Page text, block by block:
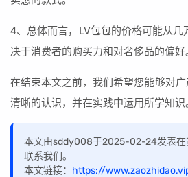
4、总体而言，LV包包的价格可能从几
决于消费者的购买力和对奢侈品的偏好
在结束本文之前，我们希望您能够对
清晰的认识，并在实践中运用所学知识
本文由sddy008于2025-02-24发表在
联系我们。
本文链接： https://